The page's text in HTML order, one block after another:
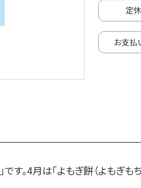
定
お支払
す。4月は「よもぎ餅（よもぎもち